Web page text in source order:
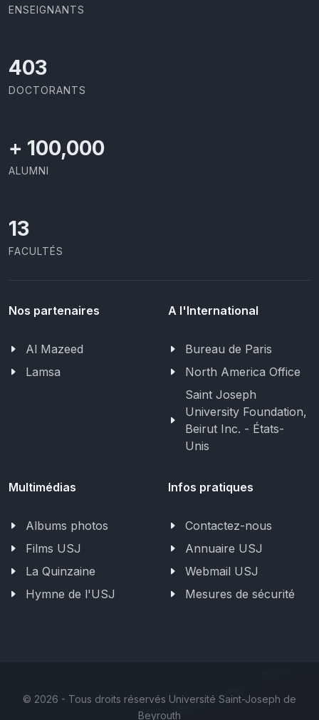
ENSEIGNANTS
426
DOCTORANTS
+ 100,000
ALUMNI
13
FACULTÉS
Nos partenaires
Al Mazeed
Lamsa
A l'International
Bureau de Paris
North America Office
Saint Joseph
University Foundation,
Beirut Inc. - États-
Unis
Multimédias
Albums photos
Films USJ
La Quinzaine
Hymne de l'USJ
Infos pratiques
Contactez-nous
Annuaire USJ
Webmail USJ
Mesures de sécurité
© 2026 - Tous droits réservés Université Saint-Joseph de
Beyrouth